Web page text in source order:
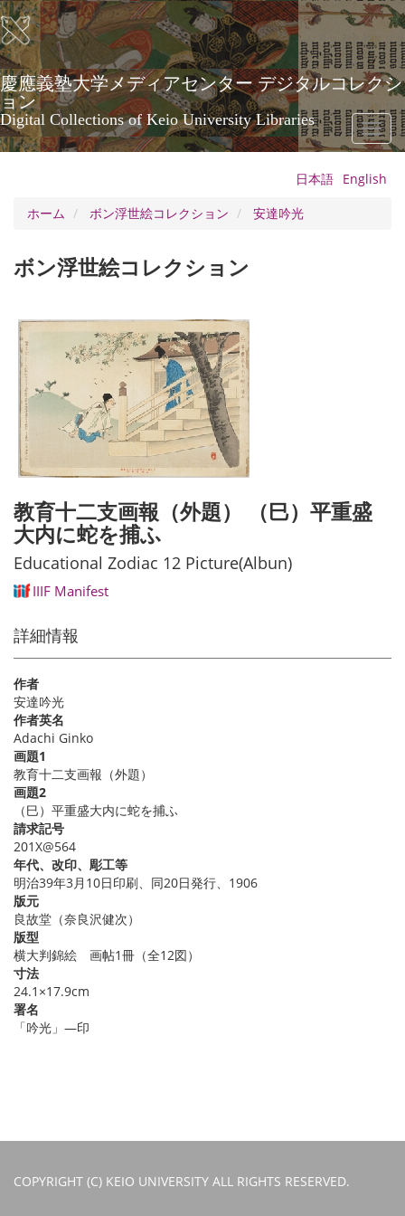
メ
イ
ン
コ
ン
テ
ン
ツ
に
慶應義塾大学メディアセンター デジタルコレクシ
ョン
Digital Collections of Keio University Libraries
Toggle
日本語 English
ホーム
ボン浮世絵コレクション 安達吟光
ボン浮世絵コレクション
教育十二支画報（外題） （巳）平重盛
大内に蛇を捕ふ
Educational Zodiac 12 Picture(Albun)
IIIF Manifest
詳細情報
作者
安達吟光
作者英名
Adachi Ginko
画題1
教育十二支画報（外題）
画題2
（巳）平重盛大内に蛇を捕ふ
請求記号
201X@564
年代、改印、彫工等
明治39年3月10日印刷、同20日発行、1906
版元
良故堂（奈良沢健次）
版型
横大判錦絵 画帖1冊（全12図）
寸法
24.1×17.9cm
署名
「吟光」―印
COPYRIGHT (C) KEIO UNIVERSITY ALL RIGHTS RESERVED.